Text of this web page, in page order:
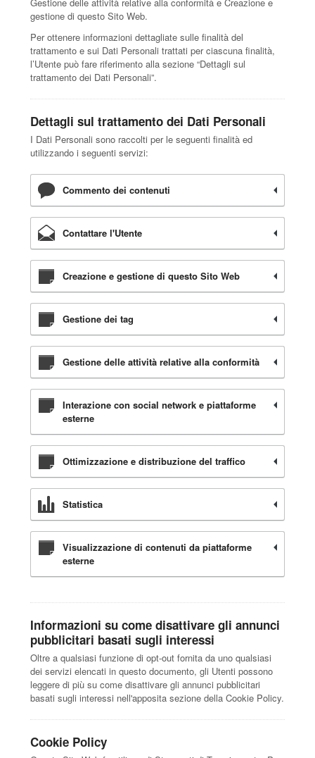
gestione di questo Sito Web.
Per ottenere informazioni dettagliate sulle finalità del
trattamento e sui Dati Personali trattati per ciascuna finalità,
l’Utente può fare riferimento alla sezione “Dettagli sul
trattamento dei Dati Personali”.
Dettagli sul trattamento dei Dati Personali
I Dati Personali sono raccolti per le seguenti finalità ed
utilizzando i seguenti servizi:
Commento dei contenuti
Contattare l'Utente
Creazione e gestione di questo Sito Web
Gestione dei tag
Gestione delle attività relative alla conformità
Interazione con social network e piattaforme
esterne
Ottimizzazione e distribuzione del traffico
Statistica
Visualizzazione di contenuti da piattaforme
esterne
Informazioni su come disattivare gli annunci
pubblicitari basati sugli interessi
Oltre a qualsiasi funzione di opt-out fornita da uno qualsiasi
dei servizi elencati in questo documento, gli Utenti possono
leggere di più su come disattivare gli annunci pubblicitari
basati sugli interessi nell'apposita sezione della Cookie Policy.
Cookie Policy